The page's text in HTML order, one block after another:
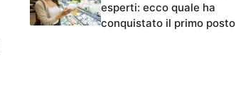
esperti: ecco quale ha
conquistato il primo posto